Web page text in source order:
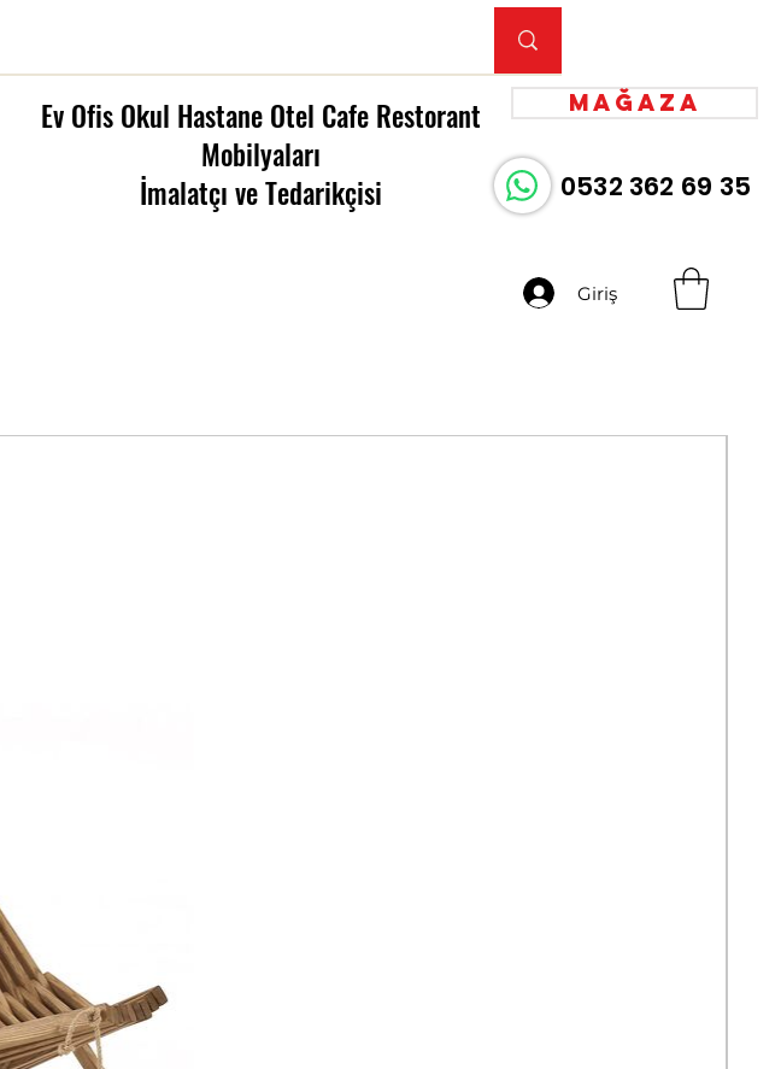
Ev Ofis Okul Hastane Otel Cafe Restorant
Mobilyaları
İmalatçı ve Tedarikçisi
Mağaza
0532 362 69 35
Giriş